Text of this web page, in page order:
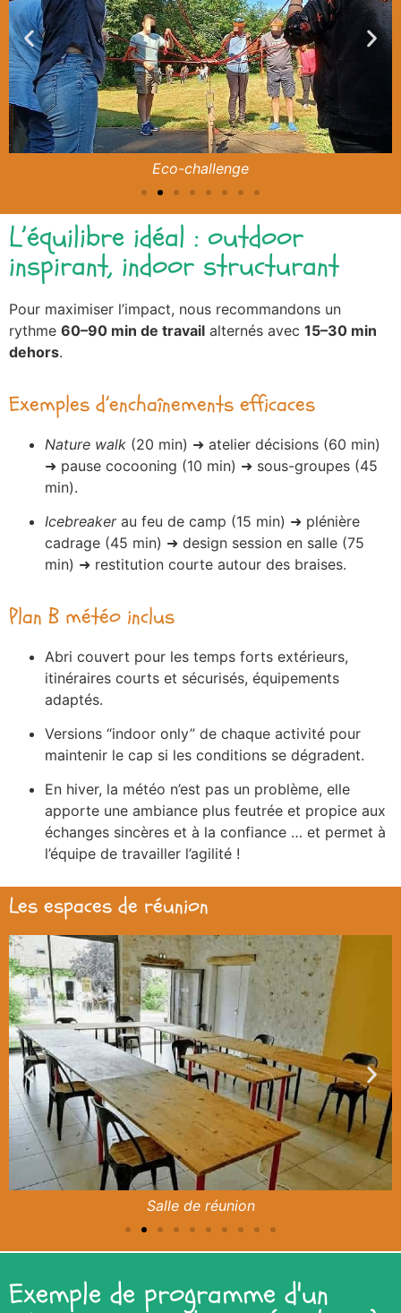
Eco-challenge
L’équilibre idéal : outdoor
inspirant, indoor structurant
Pour maximiser l’impact, nous recommandons un
rythme 60–90 min de travail alternés avec 15–30 min
dehors.
Exemples d’enchaînements efficaces
Nature walk (20 min) ➜ atelier décisions (60 min)
➜ pause cocooning (10 min) ➜ sous-groupes (45
min).
Icebreakerau feu de camp (15 min) ➜ plénière
cadrage (45 min) ➜ design session en salle (75
min) ➜ restitution courte autour des braises.
Plan B météo inclus
Abri couvert pour les temps forts extérieurs,
itinéraires courts et sécurisés, équipements
adaptés.
Versions “indoor only” de chaque activité pour
maintenir le cap si les conditions se dégradent.
En hiver, la météo n’est pas un problème, elle
apporte une ambiance plus feutrée et propice aux
échanges sincères et à la confiance … et permet à
l’équipe de travailler l’agilité !
Les espaces de réunion
Salle de réunion
Exemple de programme d'un